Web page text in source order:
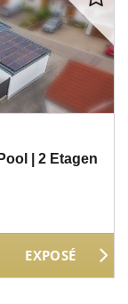
| 2 Etagen